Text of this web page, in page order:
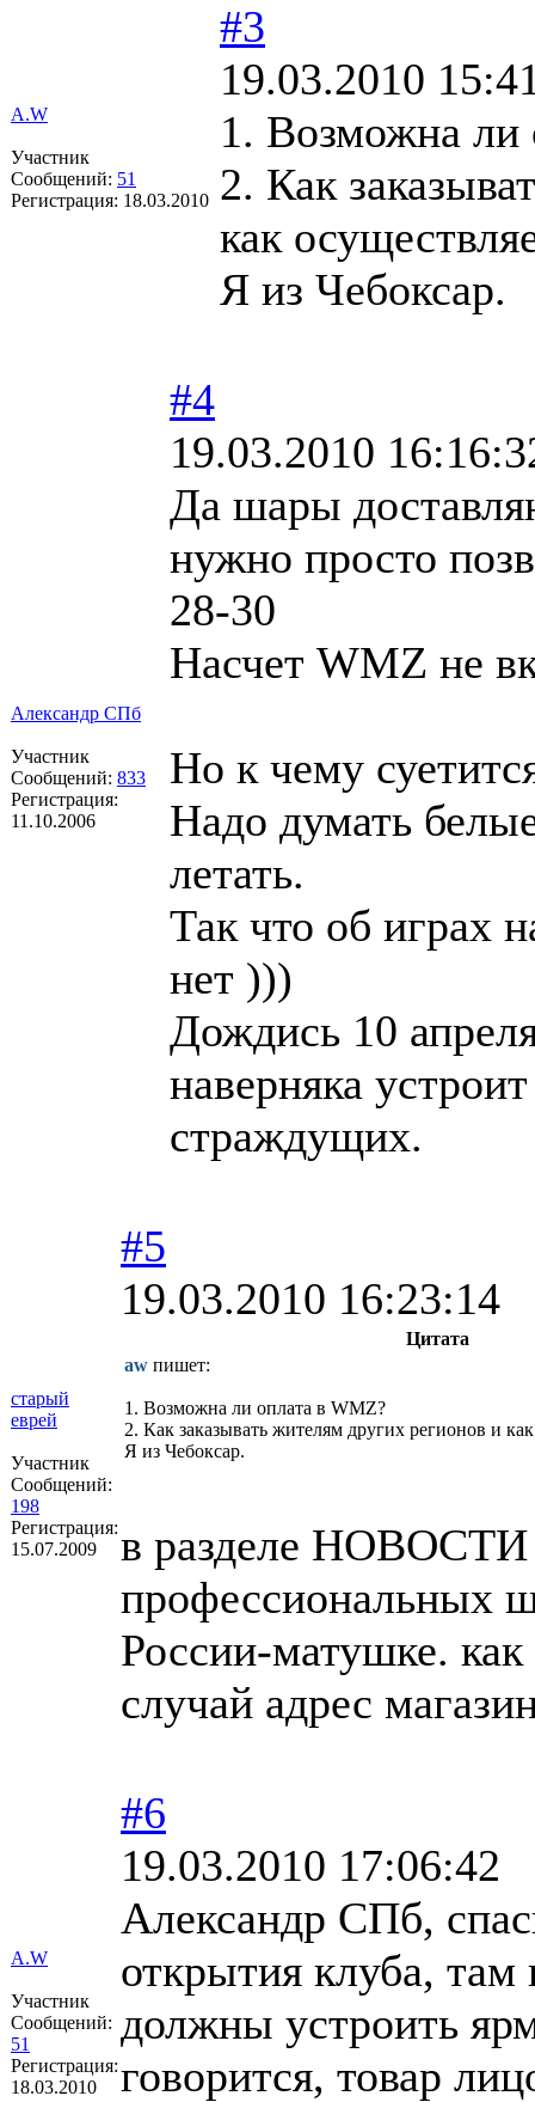
A.W
Участник
Сообщений: 51
Регистрация: 18.03.2010
#3
19.03.2010
1. Возможна ли
2. Как
как
Я из Чебоксар.
Александр СПб
Участник
Сообщений: 833
Регистрация:
11.10.2006
#4
19.03.2010
Да шары
нужно просто
28-30
Насчет WMZ не
Но к чему
Надо думать
летать.
Так что об играх
нет )))
Дождись 10
наверняка
страждущих.
старый
еврей
Участник
Сообщений:
198
Регистрация:
15.07.2009
#5
19.03.2010 16:23:14
Цитата
aw пишет:
1. Возможна ли оплата в WMZ?
2. Как заказывать жителям других регионов и
Я из Чебоксар.
в разделе НОВОСТИ
профессиональных
России-матушке.
случай адрес
A.W
Участник
Сообщений:
51
Регистрация:
18.03.2010
#6
19.03.2010 17:06:42
Александр СПб,
открытия клуба,
должны устроить
говорится, товар